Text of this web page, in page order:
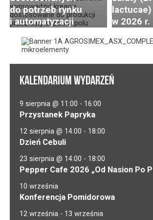
do potrzeb rynku
i automatyzacji
w 2026 r.
KALENDARIUM WYDARZEŃ
9 sierpnia @ 11:00 - 16:00
Przystanek Papryka
12 sierpnia @ 14:00 - 18:00
Dzień Cebuli
23 sierpnia @ 14:00 - 18:00
Pepper Cafe 2026 „Od Nasion Po
10 września
Konferencja Pomidorowa
12 września - 13 września